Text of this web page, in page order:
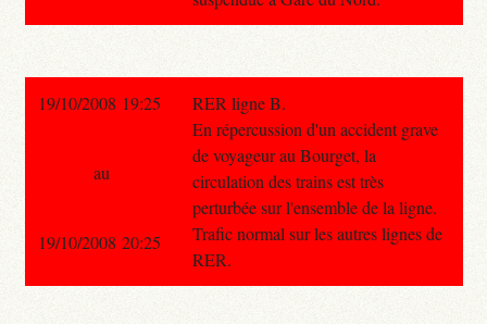
19/10/2008 19:25
RER ligne B.
En répercussion d'un accident grave
de voyageur au Bourget, la
circulation des trains est très
perturbée sur l'ensemble de la ligne.
Trafic normal sur les autres lignes de
RER.
au
19/10/2008 20:25